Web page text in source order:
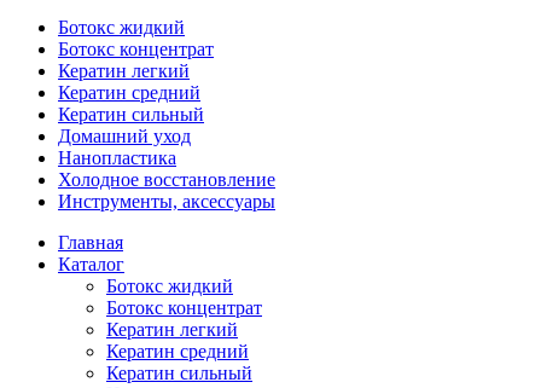
Ботокс жидкий
Ботокс концентрат
Кератин легкий
Кератин средний
Кератин сильный
Домашний уход
Нанопластика
Холодное восстановление
Инструменты, аксессуары
Главная
Каталог
Ботокс жидкий
Ботокс концентрат
Кератин легкий
Кератин средний
Кератин сильный